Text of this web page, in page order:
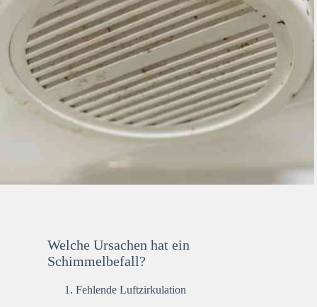
Welche Ursachen hat ein
Schimmelbefall?
Fehlende Luftzirkulation